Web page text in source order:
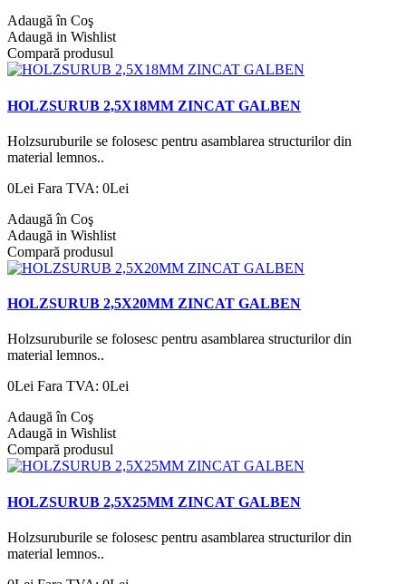
Adaugă în Coş
Adaugă in Wishlist
Compară produsul
HOLZSURUB 2,5X18MM ZINCAT GALBEN
Holzsuruburile se folosesc pentru asamblarea structurilor din
material lemnos..
0Lei Fara TVA: 0Lei
Adaugă în Coş
Adaugă in Wishlist
Compară produsul
HOLZSURUB 2,5X20MM ZINCAT GALBEN
Holzsuruburile se folosesc pentru asamblarea structurilor din
material lemnos..
0Lei Fara TVA: 0Lei
Adaugă în Coş
Adaugă in Wishlist
Compară produsul
HOLZSURUB 2,5X25MM ZINCAT GALBEN
Holzsuruburile se folosesc pentru asamblarea structurilor din
material lemnos..